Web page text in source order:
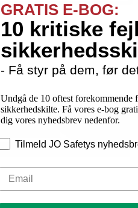
GRATIS E-BOG:
10 kritiske
- Få styr på dem, før
Undgå de 10 oftest forekommende
sikkerhedskilte. Få vores e-bog
dig vores nyhedsbrev nedenfor.
Tilmeld JO Safetys